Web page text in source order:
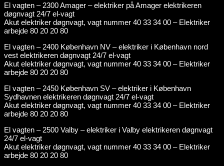
El vagten – 2300 Amager – elektriker på Amager elektrikeren
døgnvagt 24/7 el-vagt
Akut elektriker døgnvagt, vagt nummer 40 33 34 00 – Elektriker
arbejde 80 20 20 80
El vagten – 2400 København NV – elektriker i København nord
vest elektrikeren døgnvagt 24/7 el-vagt
Akut elektriker døgnvagt, vagt nummer 40 33 34 00 – Elektriker
arbejde 80 20 20 80
El vagten – 2450 København SV – elektriker i København
Sydhavnen elektrikeren døgnvagt 24/7 el-vagt
Akut elektriker døgnvagt, vagt nummer 40 33 34 00 – Elektriker
arbejde 80 20 20 80
El vagten – 2500 Valby – elektriker i Valby elektrikeren døgnvagt
24/7 el-vagt
Akut elektriker døgnvagt, vagt nummer 40 33 34 00 – Elektriker
arbejde 80 20 20 80